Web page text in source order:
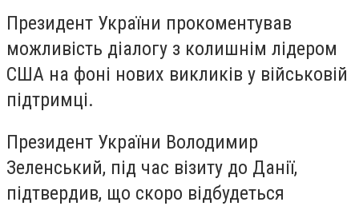
Президент України прокоментував
можливість діалогу з колишнім лідером
США на фоні нових викликів у військовій
підтримці.
Президент України Володимир
Зеленський, під час візиту до Данії,
підтвердив, що скоро відбудеться